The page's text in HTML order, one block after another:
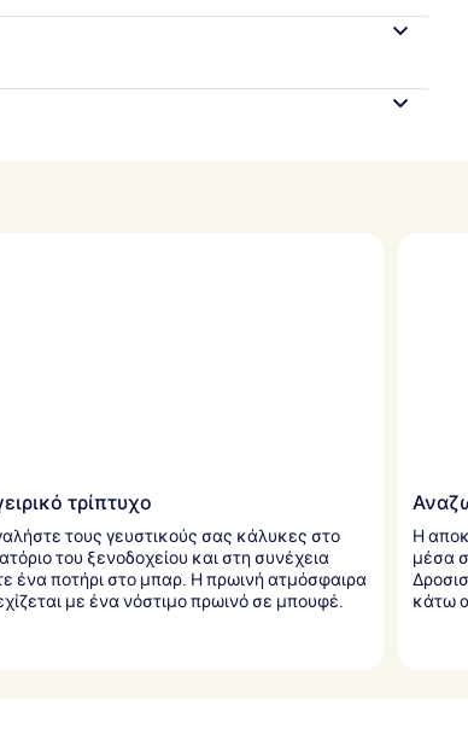
τρίπτυχο
τους γευστικούς σας κάλυκες στο
του ξενοδοχείου και στη συνέχεια
ένα ποτήρι στο μπαρ. Η πρωινή ατμόσφαιρα
με ένα νόστιμο πρωινό σε μπουφέ.
Η
μέσα
κάτω